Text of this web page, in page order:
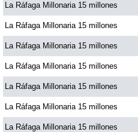
La Ráfaga Millonaria 15 millones
La Ráfaga Millonaria 15 millones
La Ráfaga Millonaria 15 millones
La Ráfaga Millonaria 15 millones
La Ráfaga Millonaria 15 millones
La Ráfaga Millonaria 15 millones
La Ráfaga Millonaria 15 millones